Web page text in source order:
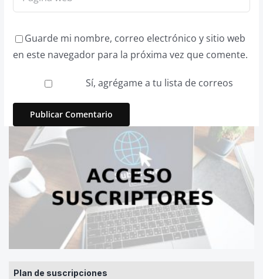
Plan de suscripciones
Guarde mi nombre, correo electrónico y sitio web
en este navegador para la próxima vez que comente.
Sí, agrégame a tu lista de correos